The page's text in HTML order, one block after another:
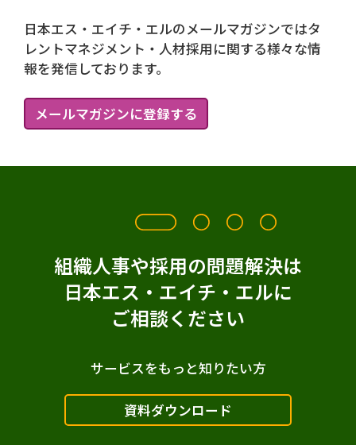
日本エス・エイチ・エルのメールマガジンではタ
レントマネジメント・人材採用に関する様々な情
報を発信しております。
メールマガジンに登録する
組織人事や採用の問題解決は
日本エス・エイチ・エルに
ご相談ください
サービスをもっと知りたい方
資料ダウンロード